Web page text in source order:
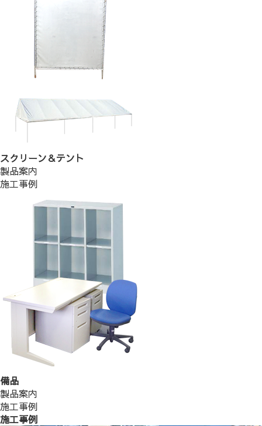
スクリーン＆テント
製品案内
施工事例
備品
製品案内
施工事例
施工事例